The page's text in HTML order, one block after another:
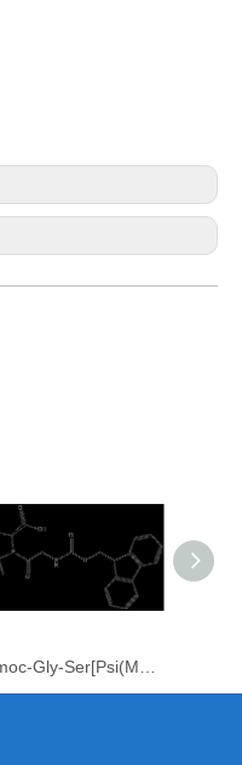
Fmoc-Gly-Ser[Psi(Me,Me)pro]-OH​